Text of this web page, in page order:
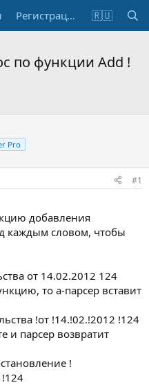
Регистрация 🇷🇺
по функции Add !
Pro
#1
добавления
каждым словом, чтобы
от 14.02.2012 124
то а-парсер вставит
!от !14.!02.!2012 !124
и парсер возвратит
!
!124